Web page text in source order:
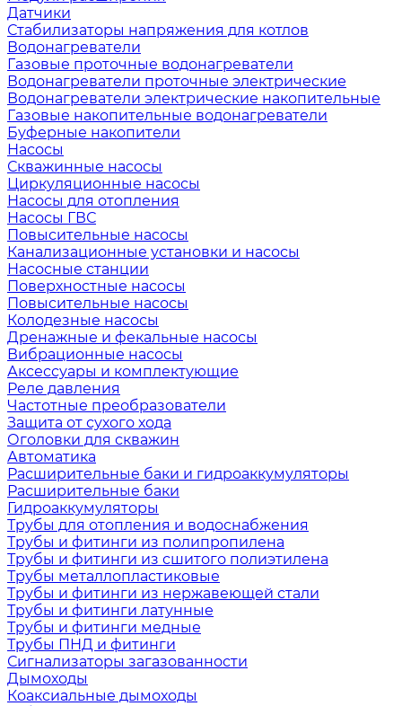
Датчики
Стабилизаторы напряжения для котлов
Водонагреватели
Газовые проточные водонагреватели
Водонагреватели проточные электрические
Водонагреватели электрические накопительные
Газовые накопительные водонагреватели
Буферные накопители
Насосы
Скважинные насосы
Циркуляционные насосы
Насосы для отопления
Насосы ГВС
Повысительные насосы
Канализационные установки и насосы
Насосные станции
Поверхностные насосы
Повысительные насосы
Колодезные насосы
Дренажные и фекальные насосы
Вибрационные насосы
Аксессуары и комплектующие
Реле давления
Частотные преобразователи
Защита от сухого хода
Оголовки для скважин
Автоматика
Расширительные баки и гидроаккумуляторы
Расширительные баки
Гидроаккумуляторы
Трубы для отопления и водоснабжения
Трубы и фитинги из полипропилена
Трубы и фитинги из сшитого полиэтилена
Трубы металлопластиковые
Трубы и фитинги из нержавеющей стали
Трубы и фитинги латунные
Трубы и фитинги медные
Трубы ПНД и фитинги
Сигнализаторы загазованности
Дымоходы
Коаксиальные дымоходы